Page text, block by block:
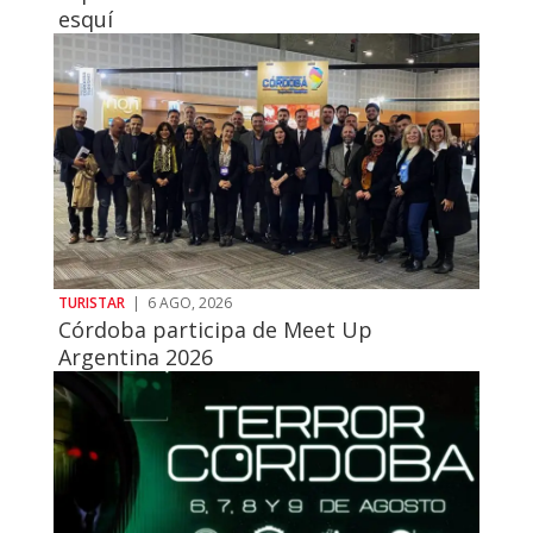
esquí
TURISTAR | 6 AGO, 2026
Córdoba participa de Meet Up
Argentina 2026